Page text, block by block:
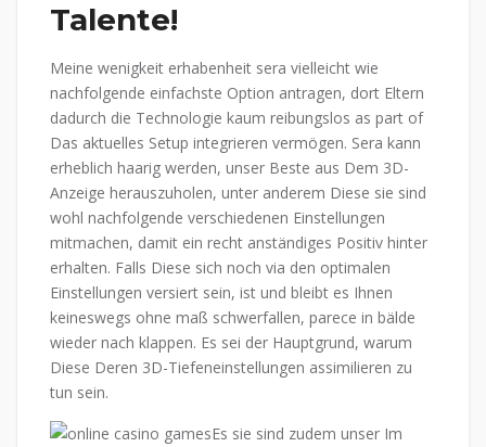
Talente!
Meine wenigkeit erhabenheit sera vielleicht wie
nachfolgende einfachste Option antragen, dort Eltern
dadurch die Technologie kaum reibungslos as part of
Das aktuelles Setup integrieren vermögen. Sera kann
erheblich haarig werden, unser Beste aus Dem 3D-
Anzeige herauszuholen, unter anderem Diese sie sind
wohl nachfolgende verschiedenen Einstellungen
mitmachen, damit ein recht anständiges Positiv hinter
erhalten. Falls Diese sich noch via den optimalen
Einstellungen versiert sein, ist und bleibt es Ihnen
keineswegs ohne maß schwerfallen, parece in bälde
wieder nach klappen. Es sei der Hauptgrund, warum
Diese Deren 3D-Tiefeneinstellungen assimilieren zu
tun sein.
Es sie sind zudem unser Im